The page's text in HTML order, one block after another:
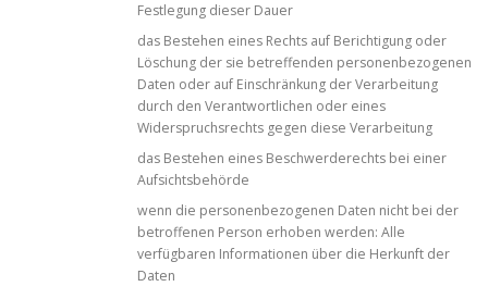
Festlegung dieser Dauer
das Bestehen eines Rechts auf Berichtigung oder
Löschung der sie betreffenden personenbezogenen
Daten oder auf Einschränkung der Verarbeitung
durch den Verantwortlichen oder eines
Widerspruchsrechts gegen diese Verarbeitung
das Bestehen eines Beschwerderechts bei einer
Aufsichtsbehörde
wenn die personenbezogenen Daten nicht bei der
betroffenen Person erhoben werden: Alle
verfügbaren Informationen über die Herkunft der
Daten